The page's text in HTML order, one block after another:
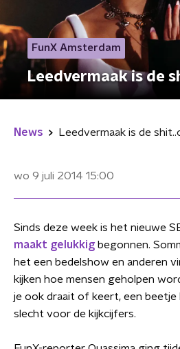
FunX Amsterdam
Leedvermaak is de
News Leedvermaak is de
wo 9 juli 2014 15:00
Sinds deze week is het nieuwe
maakt gelukkigbegonnen.
het een bedelshow en anderen
kijken hoe mensen geholpen
je ook draait of keert, een beetje
slecht voor de kijkcijfers.